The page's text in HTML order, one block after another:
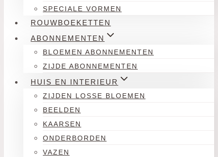
SPECIALE VORMEN
ROUWBOEKETTEN
ABONNEMENTEN
BLOEMEN ABONNEMENTEN
ZIJDE ABONNEMENTEN
HUIS EN INTERIEUR
ZIJDEN LOSSE BLOEMEN
BEELDEN
KAARSEN
ONDERBORDEN
VAZEN